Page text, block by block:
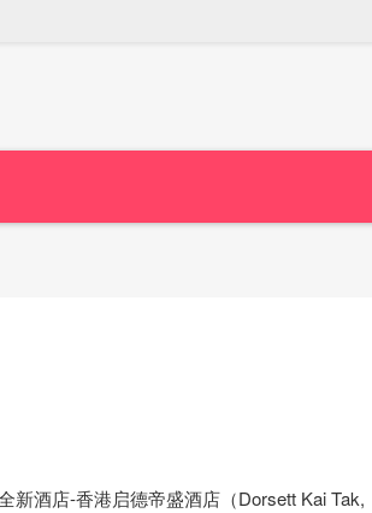
新酒店-香港启德帝盛酒店（Dorsett Kai Tak,